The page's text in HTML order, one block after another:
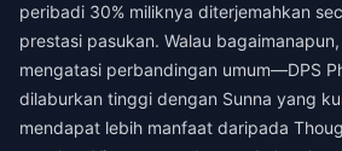
peribadi 30% miliknya diterjemahkan
prestasi pasukan. Walau
mengatasi perbandingan umum—DPS
dilaburkan tinggi dengan Sunna yang
mendapat lebih manfaat daripada